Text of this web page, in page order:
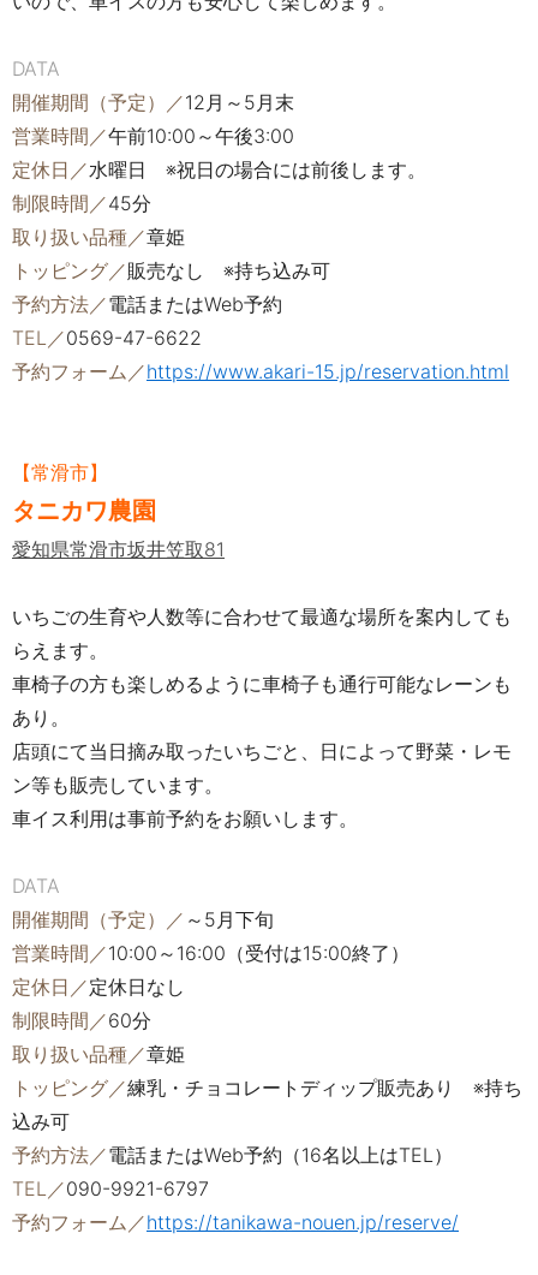
DATA
開催期間（予定）／12月～5月末
営業時間／午前10:00～午後3:00
定休日／水曜日 ※祝日の場合には前後します。
制限時間／45分
取り扱い品種／章姫
トッピング／販売なし ※持ち込み可
予約方法／電話またはWeb予約
TEL／0569-47-6622
予約フォーム／https://www.akari-15.jp/reservation.html
【常滑市】
タニカワ農園
愛知県常滑市坂井笠取81
いちごの生育や人数等に合わせて最適な場所を案内しても
らえます。
車椅子の方も楽しめるように車椅子も通行可能なレーンも
あり。
店頭にて当日摘み取ったいちごと、日によって野菜・レモ
ン等も販売しています。
車イス利用は事前予約をお願いします。
DATA
開催期間（予定）／ ～5月下旬
営業時間／10:00～16:00（受付は15:00終了）
定休日／定休日なし
制限時間／60分
取り扱い品種／章姫
トッピング／練乳・チョコレートディップ販売あり ※持ち
込み可
予約方法／電話またはWeb予約（16名以上はTEL）
TEL／090-9921-6797
予約フォーム／https://tanikawa-nouen.jp/reserve/